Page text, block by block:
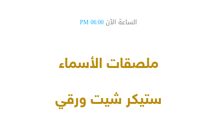
الساعة الآن 06:00 PM
ملصقات الأسماء
ستيكر شيت ورقي